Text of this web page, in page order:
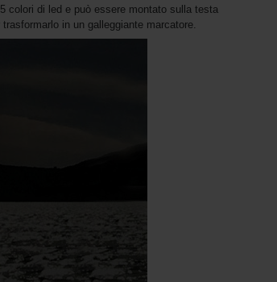
colori di led e può essere montato sulla testa
in un galleggiante marcatore.